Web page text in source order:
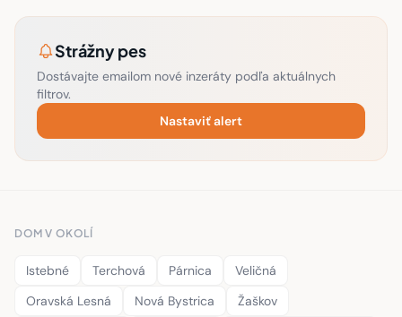
Strážny pes
Dostávajte emailom nové inzeráty podľa aktuálnych
filtrov.
Nastaviť alert
DOM V OKOLÍ
Istebné Terchová Párnica
Veličná
Oravská Lesná
Nová Bystrica
Žaškov